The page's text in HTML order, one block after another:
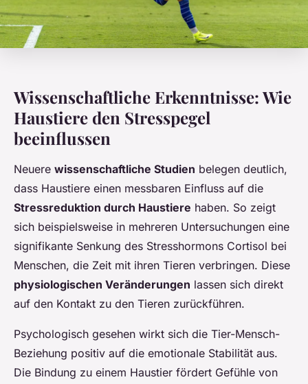
Wissenschaftliche Erkenntnisse: Wie
Haustiere den Stresspegel
beeinflussen
Neuere wissenschaftliche Studien belegen deutlich,
dass Haustiere einen messbaren Einfluss auf die
Stressreduktion durch Haustiere haben. So zeigt
sich beispielsweise in mehreren Untersuchungen eine
signifikante Senkung des Stresshormons Cortisol bei
Menschen, die Zeit mit ihren Tieren verbringen. Diese
physiologischen Veränderungen lassen sich direkt
auf den Kontakt zu den Tieren zurückführen.
Psychologisch gesehen wirkt sich die Tier-Mensch-
Beziehung positiv auf die emotionale Stabilität aus.
Die Bindung zu einem Haustier fördert Gefühle von